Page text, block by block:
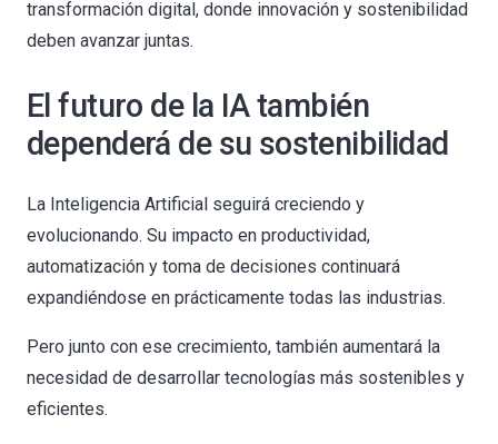
transformación digital, donde innovación y sostenibilidad
deben avanzar juntas.
El futuro de la IA también
dependerá de su sostenibilidad
La Inteligencia Artificial seguirá creciendo y
evolucionando. Su impacto en productividad,
automatización y toma de decisiones continuará
expandiéndose en prácticamente todas las industrias.
Pero junto con ese crecimiento, también aumentará la
necesidad de desarrollar tecnologías más sostenibles y
eficientes.